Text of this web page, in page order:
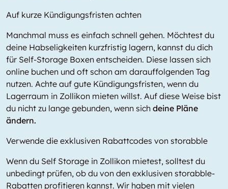
Auf kurze Kündigungsfristen achten
Manchmal muss es einfach schnell gehen. Möchtest du
deine Habseligkeiten kurzfristig lagern, kannst du dich
für Self-Storage Boxen entscheiden. Diese lassen sich
online buchen und oft schon am darauffolgenden Tag
nutzen. Achte auf gute Kündigungsfristen, wenn du
Lagerraum in Zollikon mieten willst. Auf diese Weise bist
du nicht zu lange gebunden, wenn sich deine Pläne
ändern.
Verwende die exklusiven Rabattcodes von storabble
Wenn du Self Storage in Zollikon mietest, solltest du
unbedingt prüfen, ob du von den exklusiven storabble-
Rabatten profitieren kannst. Wir haben mit vielen